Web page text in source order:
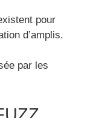
pour
d’amplis.
par les